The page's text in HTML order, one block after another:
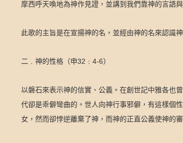
摩西呼天喚地為神作見證，並講到我們靠神的言語
此歌的主旨是在宣揚神的名，並經由神的名來認識神
二﹒神的性格（申32 ﹕ 4-6）
以磐石來表示神的信實、公義。在創世記中雅各也
代卻是乖僻彎曲的。世人向神行事邪僻，有這樣個
女，然而卻悖逆離棄了神，而神的正直公義使神的